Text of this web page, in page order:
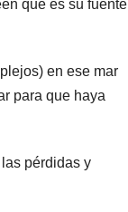
que es su fuente
en ese mar
para que haya
pérdidas y